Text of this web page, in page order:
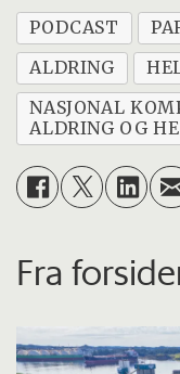
PODCAST
ALDRING
NASJONAL
ALDRING OG
Fra